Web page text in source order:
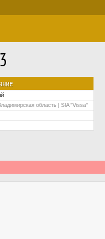
область | SIA "Vissa"